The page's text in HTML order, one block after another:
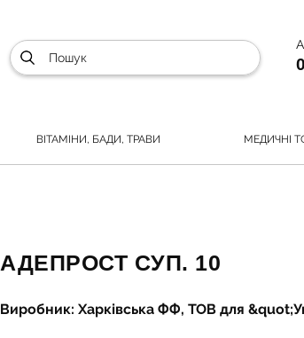
ВІТАМІНИ, БАДИ, ТРАВИ МЕДИЧНІ
АДЕПРОСТ СУП. 10
Виробник: Харківська ФФ, ТОВ для